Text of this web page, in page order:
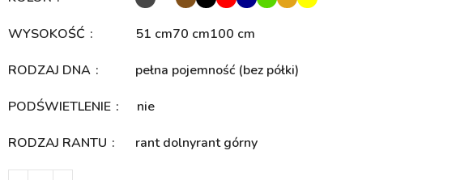
WYSOKOŚĆ 51 cm70 cm100 cm
RODZAJ DNA pełna pojemność (bez półki)
PODŚWIETLENIE nie
RODZAJ RANTU rant dolnyrant górny